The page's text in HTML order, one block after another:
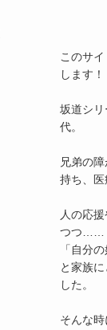
このサ
します！
坂道シ
代。
兄弟の
持ち、医
人の応
つつ……
「自分
と家族
した。
そんな